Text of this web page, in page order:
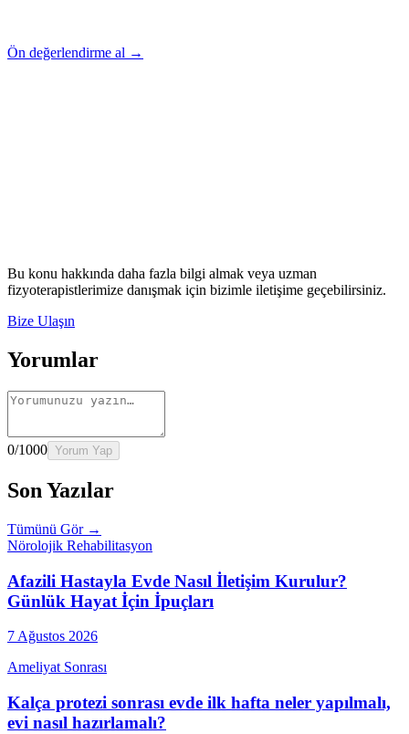
Ön değerlendirme al →
Bu konu hakkında daha fazla bilgi almak veya uzman
fizyoterapistlerimize danışmak için bizimle iletişime geçebilirsiniz.
Bize Ulaşın
Yorumlar
0/1000 Yorum Yap
Son Yazılar
Tümünü Gör →
Nörolojik Rehabilitasyon
Afazili Hastayla Evde Nasıl İletişim Kurulur?
Günlük Hayat İçin İpuçları
7 Ağustos 2026
Ameliyat Sonrası
Kalça protezi sonrası evde ilk hafta neler yapılmalı,
evi nasıl hazırlamalı?